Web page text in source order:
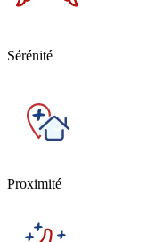
Sérénité
Proximité